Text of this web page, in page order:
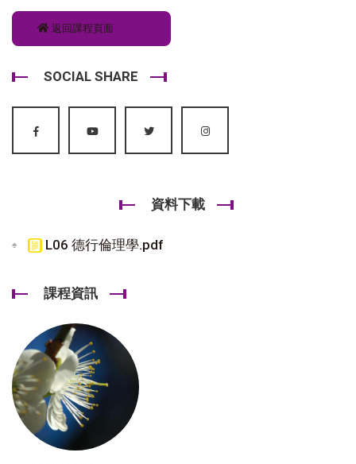
返回課程頁面
SOCIAL SHARE
資料下載
L06 德行倫理學.pdf
課程資訊